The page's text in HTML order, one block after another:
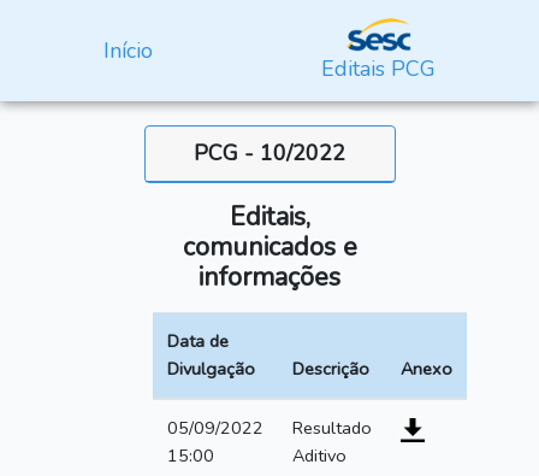
Início
Editais PCG
PCG - 10/2022
Editais,
comunicados e
informações
Data de
Divulgação
Descrição Anexo
05/09/2022
15:00
Resultado
Aditivo